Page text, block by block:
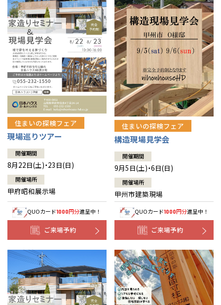
住まいの探検フェア
現場巡りツアー
開催期間
8月22日(土)・23日(日)
開催場所
甲府昭和展示場
QUOカード1000円分進呈中！
ご来場予約
住まいの探検フェア
構造現場見学会
開催期間
9月5日(土)・6日(日)
開催場所
甲州市建築現場
QUOカード1000円分進呈中！
ご来場予約